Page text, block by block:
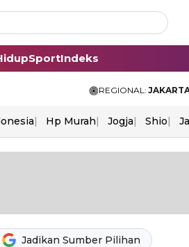
SportIndeks
REGIONAL:
Hp Murah Jogja Shio
Jadikan Sumber Pilihan